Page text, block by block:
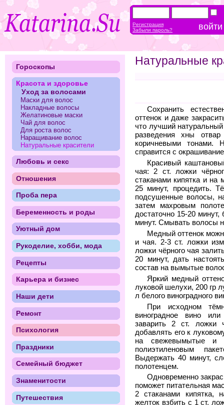
Натуральные
Сохранить
оттенок и даже
что лучший
разведения хны
коричневыми тонами.
справится с
Красивый
чая: 2 ст. ложки
стаканами кипятка и на
25 минут, процедить.
подсушенные волосы,
затем махровым
достаточно 15-20
минут. Смывать волосы
Медный оттенок
и чая. 2-3 ст. ложки
ложки чёрного чая
20 минут, дать
состав на вымытые
Яркий медный
луковой шелухи, 200 гр
л белого виноградного
При исходном
виноградное вино
заварить 2 ст. ложки
добавлять его к
на свежевымытые и
полиэтиленовым
Выдержать 40 минут,
полотенцем.
Одновременно
поможет питательная
2 стаканами кипятка,
желток взбить с 1 ст.
Гороскопы
Красота и здоровье
Уход за волосами
Маски для волос
Накладные волосы
Желатиновые маски
Чай для волос
Для роста волос
Наращивание волос
Натуральные красители
Любовь и секс
Отношения
Проба пера
Беременность и роды
Уютный дом
Рукоделие, хобби, мода
Рецепты
Карьера и бизнес
Наши дети
Ремонт
Психология
Праздники
Семейный бюджет
Знаменитости
Путешествия
Регистрация
Забыли пароль?